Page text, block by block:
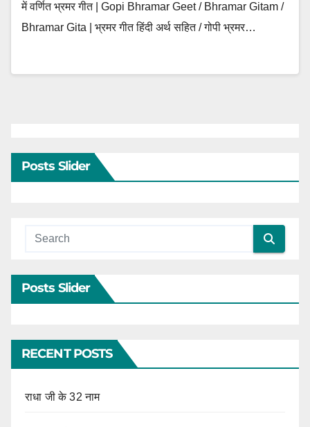
में वर्णित भ्रमर गीत | Gopi Bhramar Geet / Bhramar Gitam /
Bhramar Gita | भ्रमर गीत हिंदी अर्थ सहित / गोपी भ्रमर…
Posts Slider
Posts Slider
RECENT POSTS
राधा जी के 32 नाम